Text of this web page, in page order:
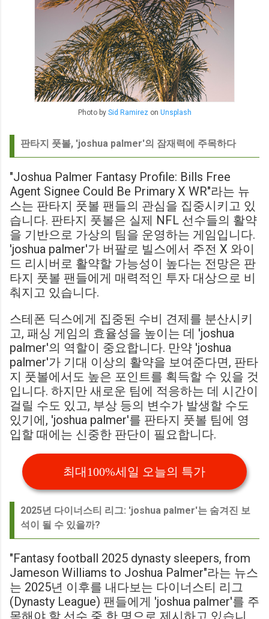
Photo by Sid Ramirezon Unsplash
판타지 풋볼, 'joshua palmer'의 잠재력에 주목하다
"Joshua Palmer Fantasy Profile: Bills Free
Agent Signee Could Be Primary X WR"라는 뉴
스는 판타지 풋볼 팬들의 관심을 집중시키고 있
습니다. 판타지 풋볼은 실제 NFL 선수들의 활약
을 기반으로 가상의 팀을 운영하는 게임입니다.
'joshua palmer'가 버팔로 빌스에서 주전 X 와이
드 리시버로 활약할 가능성이 높다는 전망은 판
타지 풋볼 팬들에게 매력적인 투자 대상으로 비
춰지고 있습니다.
스테폰 딕스에게 집중된 수비 견제를 분산시키
고, 패싱 게임의 효율성을 높이는 데 'joshua
palmer'의 역할이 중요합니다. 만약 'joshua
palmer'가 기대 이상의 활약을 보여준다면, 판타
지 풋볼에서도 높은 포인트를 획득할 수 있을 것
입니다. 하지만 새로운 팀에 적응하는 데 시간이
걸릴 수도 있고, 부상 등의 변수가 발생할 수도
있기에, 'joshua palmer'를 판타지 풋볼 팀에 영
입할 때에는 신중한 판단이 필요합니다.
최대100%세일 오늘의 특가
2025년 다이너스티 리그: 'joshua palmer'는 숨겨진 보
석이 될 수 있을까?
"Fantasy football 2025 dynasty sleepers, from
Jameson Williams to Joshua Palmer"라는 뉴스
는 2025년 이후를 내다보는 다이너스티 리그
(Dynasty League) 팬들에게 'joshua palmer'를 주
목해야 할 선수 중 한 명으로 제시하고 있습니